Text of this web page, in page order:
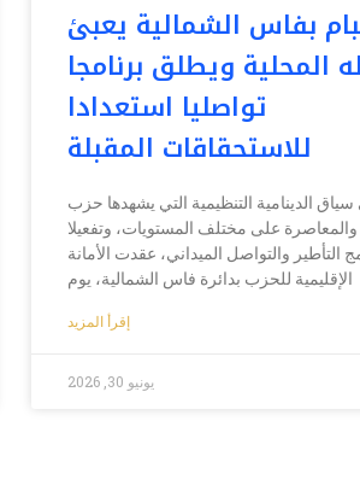
بفاس الشمالية يعبئ
المحلية ويطلق برنامجا
تواصليا استعدادا
للاستحقاقات المقبلة
الدينامية التنظيمية التي يشهدها حزب
والمعاصرة على مختلف المستويات، وتفعيلا
التأطير والتواصل الميداني، عقدت الأمانة
الإقليمية للحزب بدائرة فاس الشمالية، يوم
إقرأ المزيد
يونيو 30, 2026